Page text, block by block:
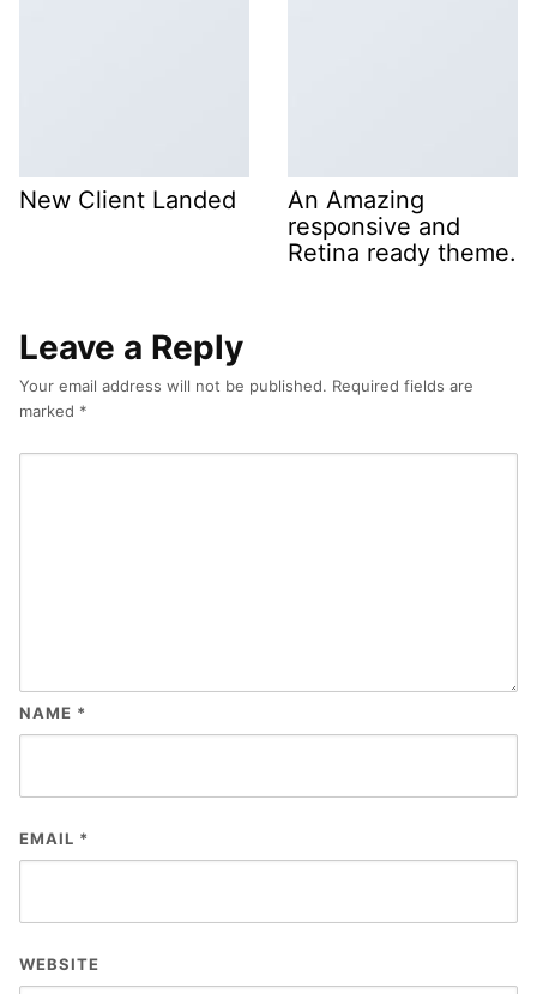
New Client Landed
An Amazing
responsive and
Retina ready theme.
Leave a Reply
Your email address will not be published. Required fields are
marked *
NAME *
EMAIL *
WEBSITE